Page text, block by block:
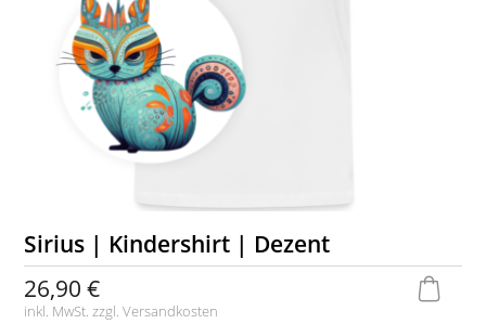
Sirius | Kindershirt | Dezent
26,90 €
inkl. MwSt. zzgl.Versandkosten